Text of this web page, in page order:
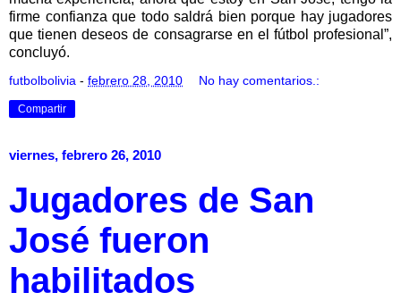
firme confianza que todo saldrá bien porque hay jugadores
que tienen deseos de consagrarse en el fútbol profesional”,
concluyó.
futbolbolivia - febrero 28, 2010 No hay comentarios.:
Compartir
viernes, febrero 26, 2010
Jugadores de San
José fueron
habilitados